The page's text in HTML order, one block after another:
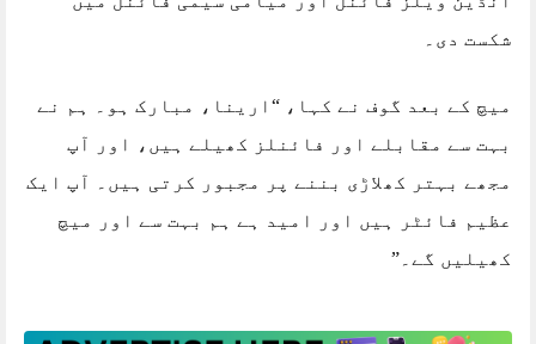
شکست دی۔
میچ کے بعد گوف نے کہا، “ارینا، مبارک ہو۔ ہم نے
بہت سے مقابلے اور فائنلز کھیلے ہیں، اور آپ
مجھے بہتر کھلاڑی بننے پر مجبور کرتی ہیں۔ آپ ایک
عظیم فائٹر ہیں اور امید ہے ہم بہت سے اور میچ
کھیلیں گے۔”